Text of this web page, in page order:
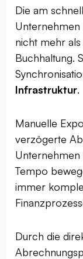
Die am
nicht mehr
Buchhaltung.
Infrastruktur.
Manuelle
verzögerte
Unternehmen
Tempo
immer
Durch die